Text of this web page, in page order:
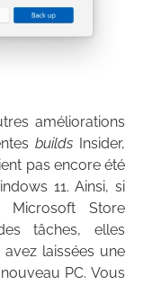
améliorations
builds Insider,
pas encore été
11. Ainsi, si
Store
tâches, elles
laissées une
PC. Vous